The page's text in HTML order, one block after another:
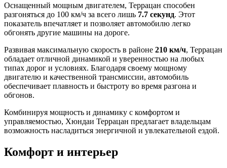
Оснащенный мощным двигателем, Террацан способен
разгоняться до 100 км/ч за всего лишь 7.7 секунд. Этот
показатель впечатляет и позволяет автомобилю легко
обгонять другие машины на дороге.
Развивая максимальную скорость в районе 210 км/ч, Террацан
обладает отличной динамикой и уверенностью на любых
типах дорог и условиях. Благодаря своему мощному
двигателю и качественной трансмиссии, автомобиль
обеспечивает плавность и быстроту во время разгона и
обгонов.
Комбинируя мощность и динамику с комфортом и
управляемостью, Хюндаи Террацан предлагает владельцам
возможность насладиться энергичной и увлекательной ездой.
Комфорт и интерьер